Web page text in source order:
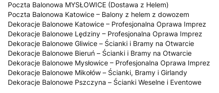
Poczta Balonowa MYSŁOWICE (Dostawa z Helem)
Poczta Balonowa Katowice – Balony z helem z dowozem
Dekoracje Balonowe Katowice – Profesjonalna Oprawa Imprez
Dekoracje Balonowe Lędziny – Profesjonalna Oprawa Imprez
Dekoracje Balonowe Gliwice – Ścianki i Bramy na Otwarcie
Dekoracje Balonowe Bieruń – Ścianki i Bramy na Otwarcie
Dekoracje Balonowe Mysłowice – Profesjonalna Oprawa Imprez
Dekoracje Balonowe Mikołów – Ścianki, Bramy i Girlandy
Dekoracje Balonowe Pszczyna – Ścianki Weselne i Eventowe